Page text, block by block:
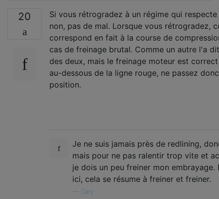
20
Si vous rétrogradez à un régime qui
non, pas de mal. Lorsque vous rétrogradez,
correspond en fait à la course de
cas de freinage brutal. Comme un autre l'a
des deux, mais le freinage moteur est
au-dessous de la ligne rouge, ne passez
position.
Je ne suis jamais près de redlining,
mais pour ne pas ralentir trop vite et
je dois un peu freiner mon
ici, cela se résume à freiner et freiner.
Gary